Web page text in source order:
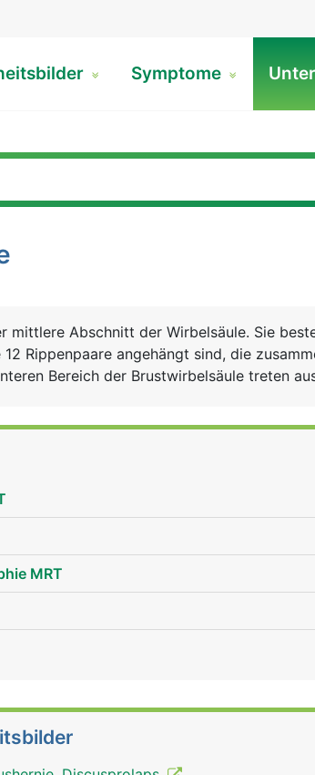
Symptome
mittlere Abschnitt der Wirbelsäule. Sie
Rippenpaare angehängt sind, die
Bereich der Brustwirbelsäule treten
MRT